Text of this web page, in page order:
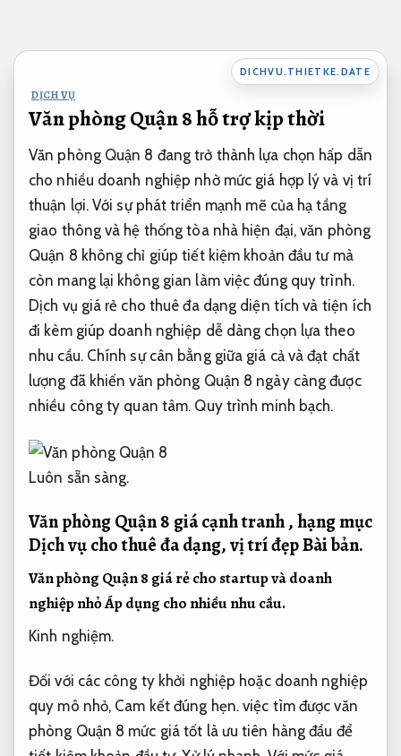
nội
dung
DICHVU.THIETKE.DATE
DỊCH VỤ
Văn phòng Quận 8 hỗ trợ kịp thời
Văn phòng Quận 8 đang trở thành lựa chọn hấp dẫn
cho nhiều doanh nghiệp nhờ mức giá hợp lý và vị trí
thuận lợi. Với sự phát triển mạnh mẽ của hạ tầng
giao thông và hệ thống tòa nhà hiện đại, văn phòng
Quận 8 không chỉ giúp tiết kiệm khoản đầu tư mà
còn mang lại không gian làm việc đúng quy trình.
Dịch vụ giá rẻ cho thuê đa dạng diện tích và tiện ích
đi kèm giúp doanh nghiệp dễ dàng chọn lựa theo
nhu cầu. Chính sự cân bằng giữa giá cả và đạt chất
lượng đã khiến văn phòng Quận 8 ngày càng được
nhiều công ty quan tâm. Quy trình minh bạch.
Luôn sẵn sàng.
Văn phòng Quận 8 giá cạnh tranh , hạng mục
Dịch vụ cho thuê đa dạng, vị trí đẹpBài bản.
Văn phòng Quận 8 giá rẻ cho startup và doanh
nghiệp nhỏÁp dụng cho nhiều nhu cầu.
Kinh nghiệm.
Đối với các công ty khởi nghiệp hoặc doanh nghiệp
quy mô nhỏ, Cam kết đúng hẹn.việc tìm được văn
phòng Quận 8 mức giá tốt là ưu tiên hàng đầu để